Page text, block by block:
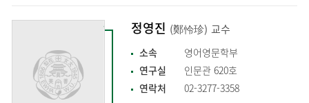
정영진 (鄭怜珍) 교수
소속
영어영문학부
연구실
인문관 620호
연락처
02-3277-3358